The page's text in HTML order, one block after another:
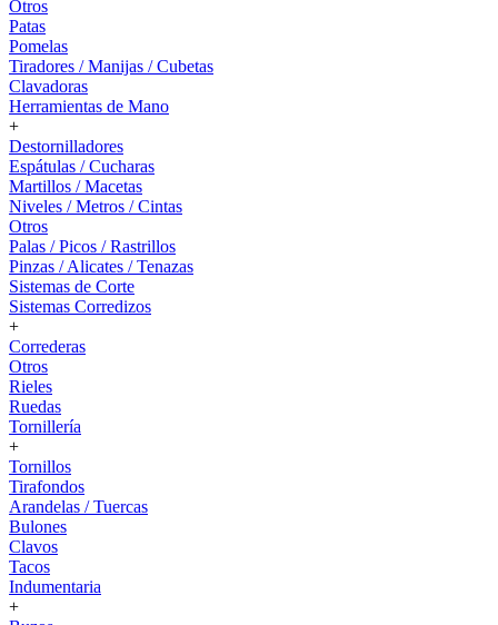
Otros
Patas
Pomelas
Tiradores / Manijas / Cubetas
Clavadoras
Herramientas de Mano
+
Destornilladores
Espátulas / Cucharas
Martillos / Macetas
Niveles / Metros / Cintas
Otros
Palas / Picos / Rastrillos
Pinzas / Alicates / Tenazas
Sistemas de Corte
Sistemas Corredizos
+
Correderas
Otros
Rieles
Ruedas
Tornillería
+
Tornillos
Tirafondos
Arandelas / Tuercas
Bulones
Clavos
Tacos
Indumentaria
+